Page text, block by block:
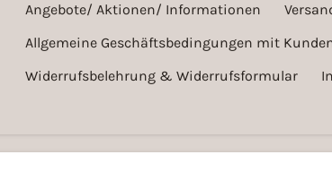
Angebote/ Aktionen/ Informationen
Allgemeine Geschäftsbedingungen mit
Widerrufsbelehrung & Widerrufsformular